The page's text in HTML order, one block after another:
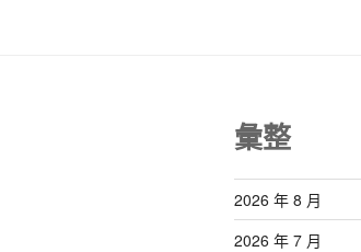
彙整
2026 年 8 月
2026 年 7 月